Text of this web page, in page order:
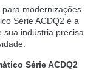
modernizações
Série ACDQ2 é a
sua indústria precisa
Série ACDQ2